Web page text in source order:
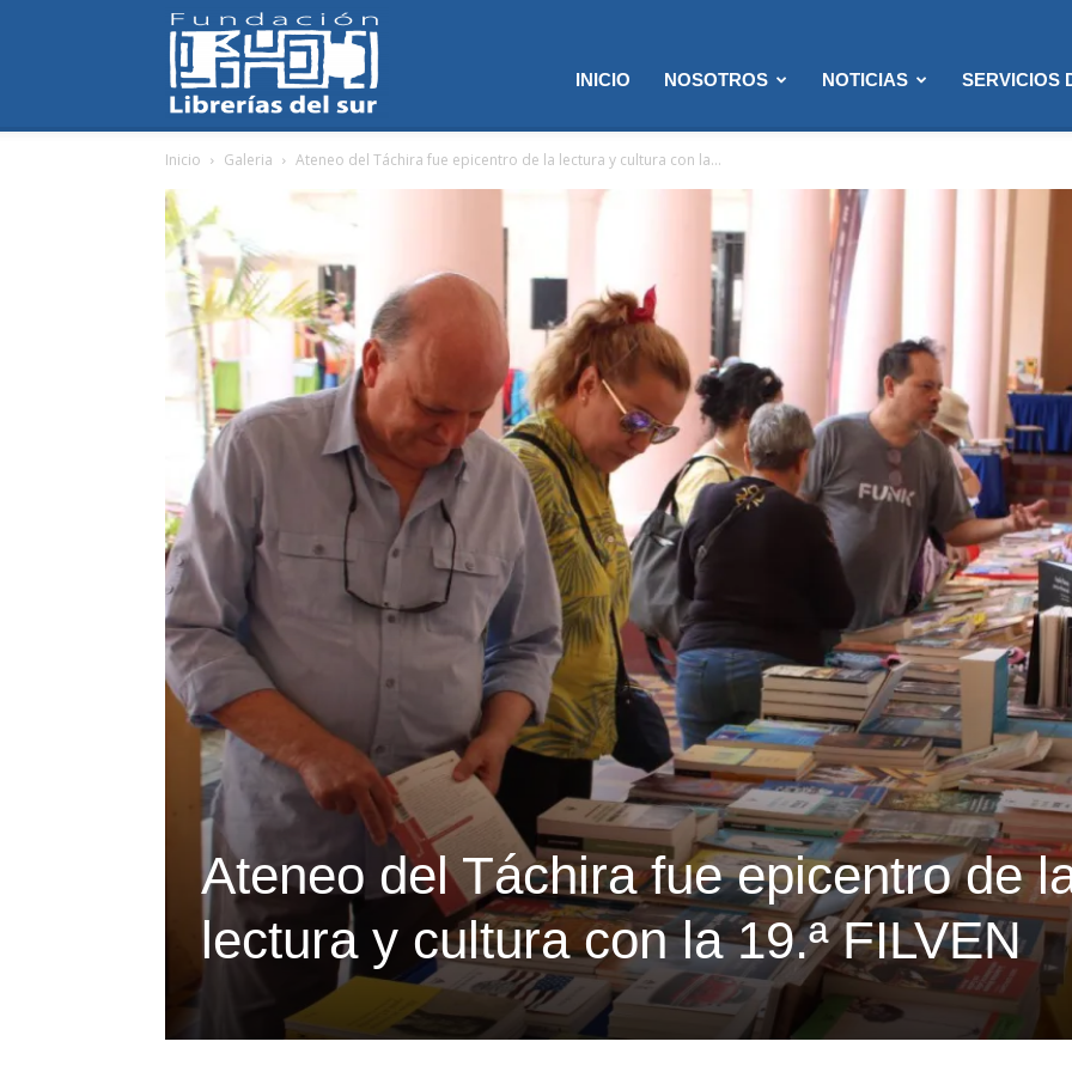
Librerías
del
Sur
INICIO NOSOTROS NOTICIAS SERVICIOS
Inicio Galeria Ateneo del Táchira fue epicentro de la lectura y cultura con la...
Ateneo del Táchira fue epicentro de
lectura y cultura con la 19.ª FILVEN